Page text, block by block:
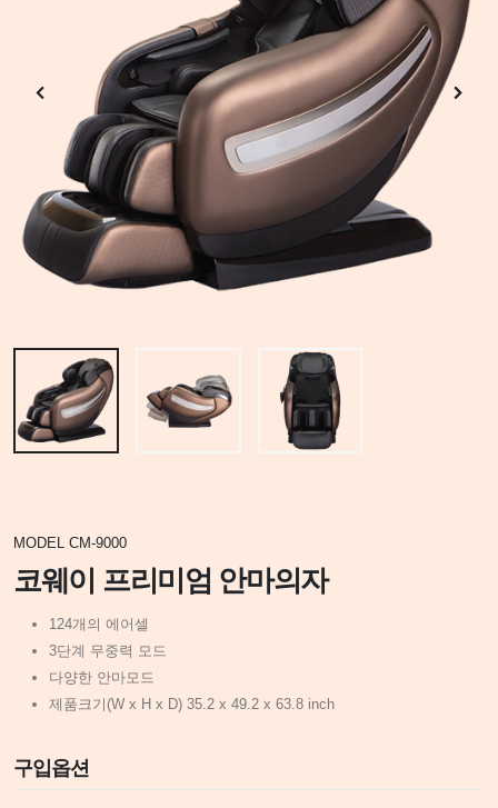
MODEL CM-9000
코웨이 프리미엄 안마의자
124개의 에어셀
3단계 무중력 모드
다양한 안마모드
제품크기(W x H x D) 35.2 x 49.2 x 63.8 inch
구입옵션